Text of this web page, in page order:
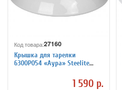
Код товара:27160
Крышка для тарелки
6300P054 «Аура» Steelite
1 590 р.